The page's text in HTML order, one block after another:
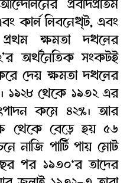
কার্ল লিবনেখ্্ট, এবং
ক্ষমতা দখলের
অর্থনৈতিক সংকটই
দেয় ক্ষমতা দখলের
১৯২৮ থেকে ১৯৩২ এর
কমে ৪২%। আর
থেকে বেড়ে হয় ৫৬
নাজি পার্টি পায় মোট
পর ১৯৩০‘র তাদের